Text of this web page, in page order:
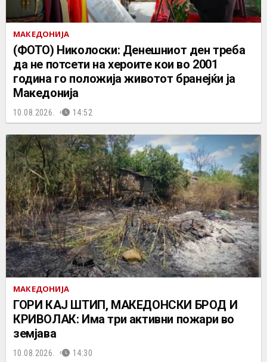
МАКЕДОНИЈА
(ФОТО) Николоски: Денешниот ден треба
да не потсети на хероите кои во 2001
година го положија животот бранејќи ја
Македонија
10.08.2026. 14:52
МАКЕДОНИЈА
ГОРИ КАЈ ШТИП, МАКЕДОНСКИ БРОД И
КРИВОЛАК: Има три активни пожари во
земјава
10.08.2026. 14:30